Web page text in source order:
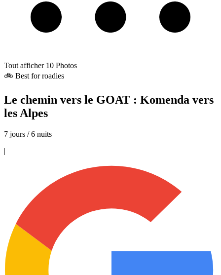
Tout afficher 10 Photos
🚲 Best for roadies
Le chemin vers le GOAT : Komenda vers
les Alpes
7 jours / 6 nuits
|